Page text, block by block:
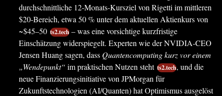
durchschnittliche 12-Monats-Kursziel von Rigetti im mittleren
$20-Bereich, etwa 50 % unter dem aktuellen Aktienkurs von
~$45–50 ts2.tech – was eine vorsichtige kurzfristige
Einschätzung widerspiegelt. Experten wie der NVIDIA-CEO
Jensen Huang sagen, dass Quantencomputing kurz vor einem
„Wendepunkt“ im praktischen Nutzen steht ts2.tech, und die
neue Finanzierungsinitiative von JPMorgan für
Zukunftstechnologien (AI/Quanten) hat Optimismus ausgelöst